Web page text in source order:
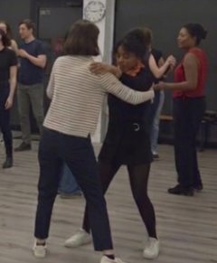
Signaler
Salsa Paris, tu fais partie de
queer dans la danse à
et kizomba. Tu pourras aussi,
actions concrètes qui
la danse queer en France et